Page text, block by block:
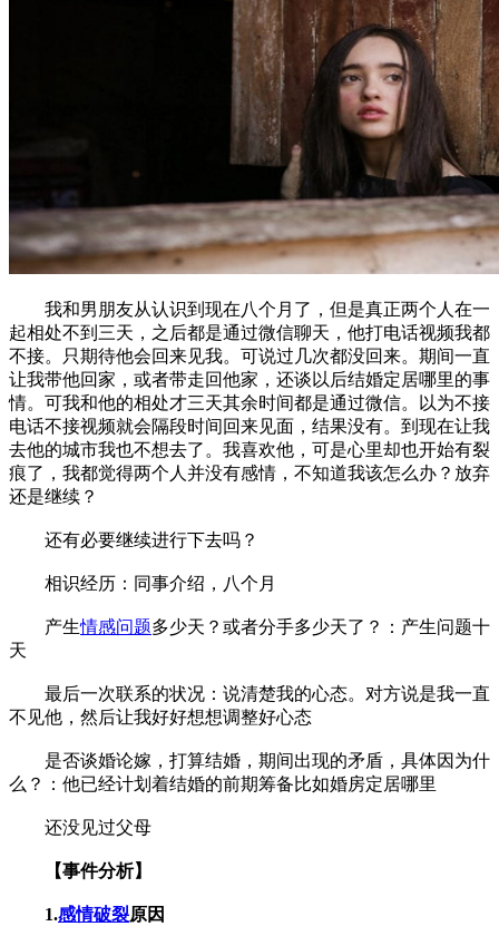
我和男朋友从认识到现在八个月了，但是真正两个人在一
起相处不到三天，之后都是通过微信聊天，他打电话视频我都
不接。只期待他会回来见我。可说过几次都没回来。期间一直
让我带他回家，或者带走回他家，还谈以后结婚定居哪里的事
情。可我和他的相处才三天其余时间都是通过微信。以为不接
电话不接视频就会隔段时间回来见面，结果没有。到现在让我
去他的城市我也不想去了。我喜欢他，可是心里却也开始有裂
痕了，我都觉得两个人并没有感情，不知道我该怎么办？放弃
还是继续？
还有必要继续进行下去吗？
相识经历：同事介绍，八个月
产生情感问题多少天？或者分手多少天了？：产生问题十
天
最后一次联系的状况：说清楚我的心态。对方说是我一直
不见他，然后让我好好想想调整好心态
是否谈婚论嫁，打算结婚，期间出现的矛盾，具体因为什
么？：他已经计划着结婚的前期筹备比如婚房定居哪里
还没见过父母
【事件分析】
1.感情破裂原因